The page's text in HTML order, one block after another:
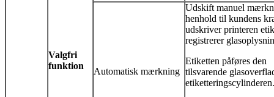
Valgfri
funktion
Automatisk mærkning
Udskift manuel
henhold til kundens
udskriver printeren
registrerer
Etiketten påføres den
tilsvarende
etiketteringscylinderen.